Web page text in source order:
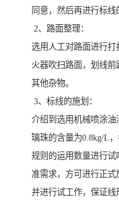
同意，然后再进行标线
2、路面整理：
选用人工对路面进行
火器吹扫路面，划线
其他杂物。
3、标线的施划：
介绍到选用机械喷涂
璃珠的含量为0.8kg/L
规则的运用数量进行
准需求，方可进行正
并进行试工作，保证